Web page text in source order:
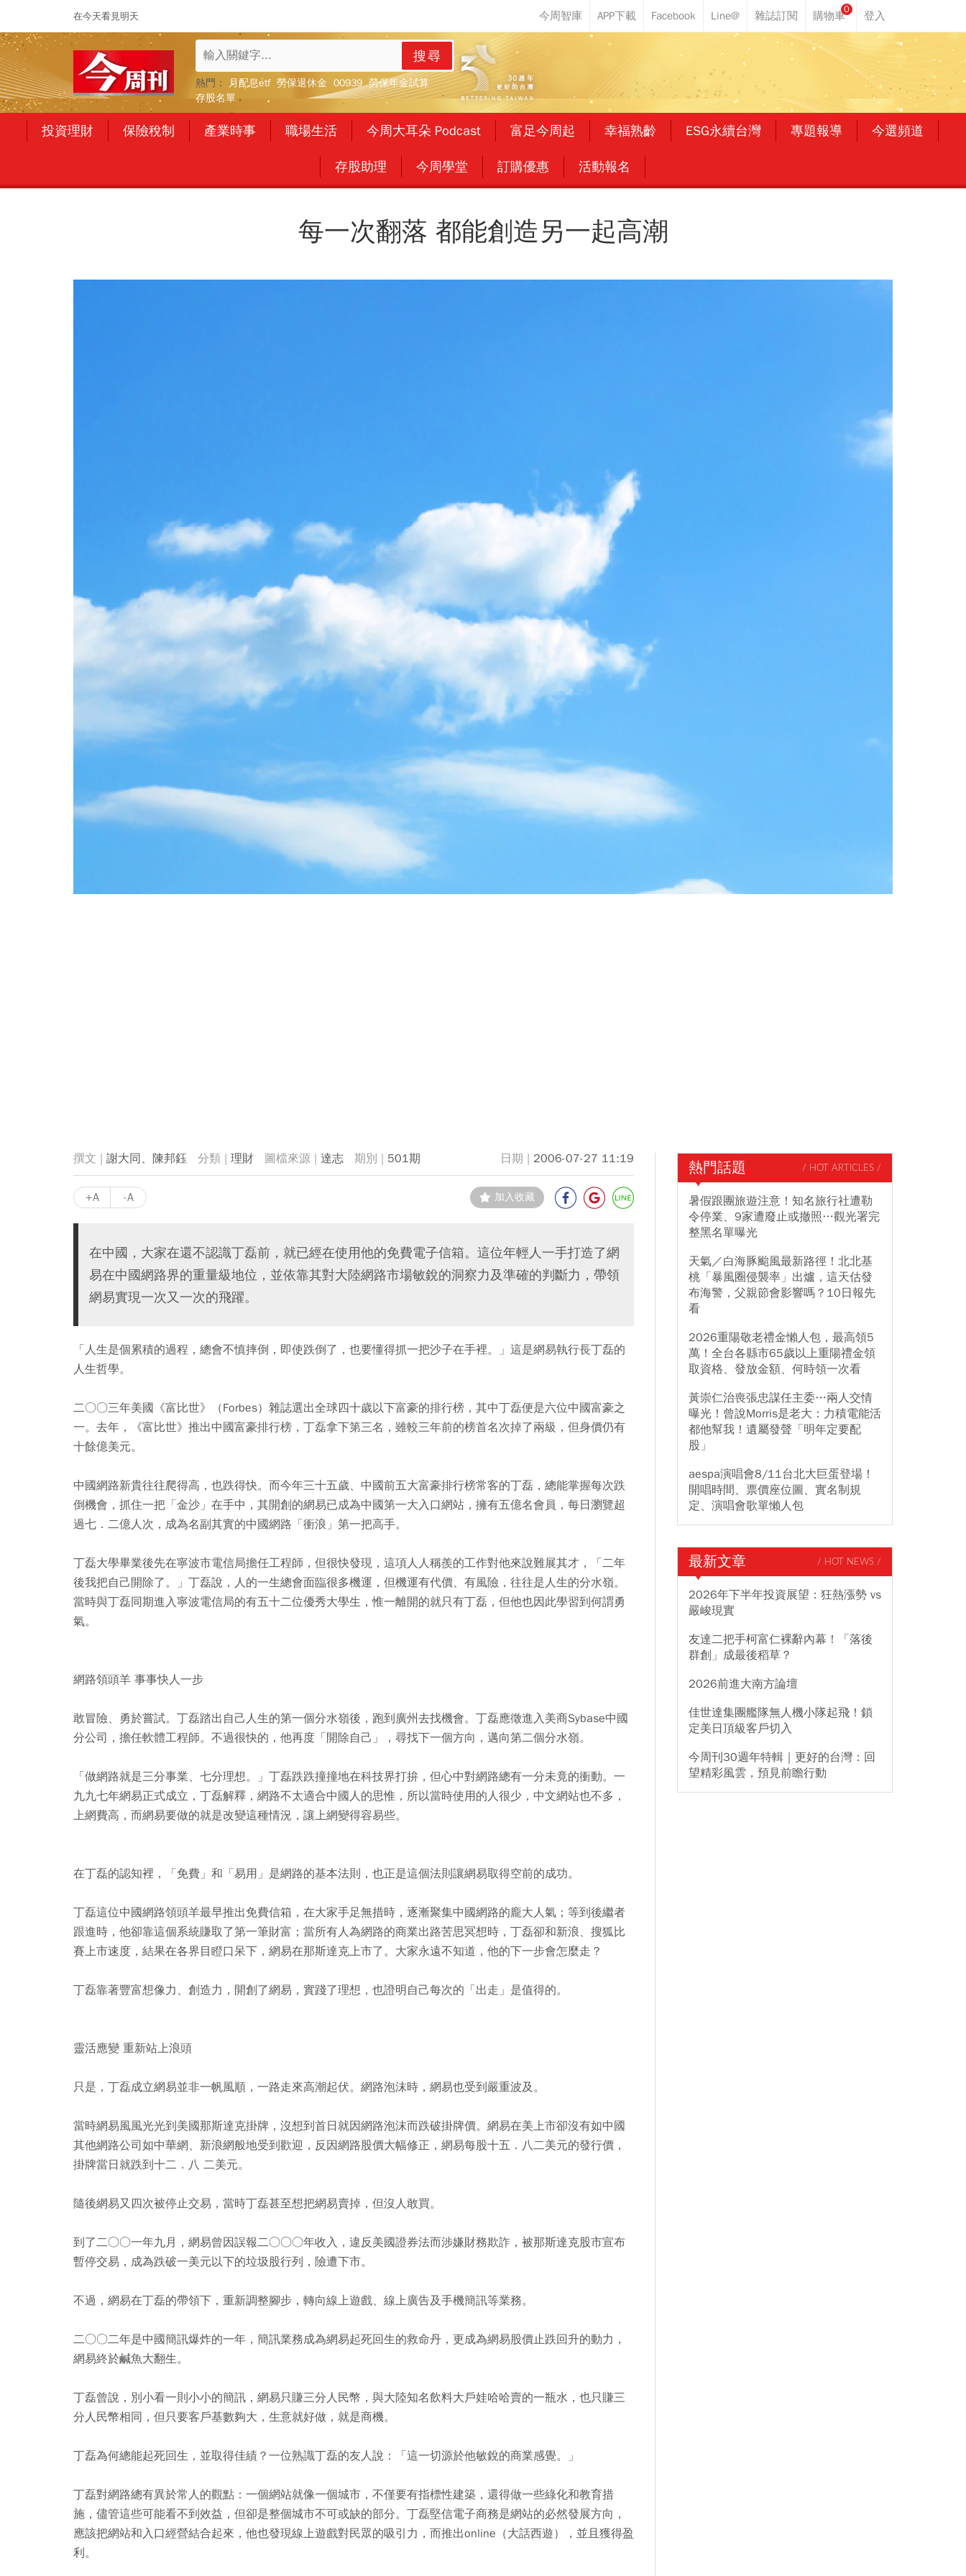
在今天看見明天
0
搜尋
熱門： 月配息etf 勞保退休金 00939 勞保年金試算
存股名單
投資理財 保險稅制 產業時事 職場生活 今周大耳朵 Podcast 富足今周起 幸福熟齡 ESG永續台灣 專題報導 今選頻道
存股助理 今周學堂 訂購優惠 活動報名
每一次翻落 都能創造另一起高潮
謝大同、陳邦鈺 理財 達志 501期 2006-07-27 11:19
+A -A 加入收藏
在中國，大家在還不認識丁磊前，就已經在使用他的免費電子信箱。這位年輕人一手打造了網
易在中國網路界的重量級地位，並依靠其對大陸網路市場敏銳的洞察力及準確的判斷力，帶領
網易實現一次又一次的飛躍。
「人生是個累積的過程，總會不慎摔倒，即使跌倒了，也要懂得抓一把沙子在手裡。」這是網易執行長丁磊的
人生哲學。
二○○三年美國《富比世》（Forbes）雜誌選出全球四十歲以下富豪的排行榜，其中丁磊便是六位中國富豪之
一。去年，《富比世》推出中國富豪排行榜，丁磊拿下第三名，雖較三年前的榜首名次掉了兩級，但身價仍有
十餘億美元。
中國網路新貴往往爬得高，也跌得快。而今年三十五歲、中國前五大富豪排行榜常客的丁磊，總能掌握每次跌
倒機會，抓住一把「金沙」在手中，其開創的網易已成為中國第一大入口網站，擁有五億名會員，每日瀏覽超
過七．二億人次，成為名副其實的中國網路「衝浪」第一把高手。
丁磊大學畢業後先在寧波市電信局擔任工程師，但很快發現，這項人人稱羨的工作對他來說難展其才，「二年
後我把自己開除了。」丁磊說，人的一生總會面臨很多機運，但機運有代價、有風險，往往是人生的分水嶺。
當時與丁磊同期進入寧波電信局的有五十二位優秀大學生，惟一離開的就只有丁磊，但他也因此學習到何謂勇
氣。
網路領頭羊 事事快人一步
敢冒險、勇於嘗試。丁磊踏出自己人生的第一個分水嶺後，跑到廣州去找機會。丁磊應徵進入美商Sybase中國
分公司，擔任軟體工程師。不過很快的，他再度「開除自己」，尋找下一個方向，邁向第二個分水嶺。
「做網路就是三分事業、七分理想。」丁磊跌跌撞撞地在科技界打拚，但心中對網路總有一分未竟的衝動。一
九九七年網易正式成立，丁磊解釋，網路不太適合中國人的思惟，所以當時使用的人很少，中文網站也不多，
上網費高，而網易要做的就是改變這種情況，讓上網變得容易些。
在丁磊的認知裡，「免費」和「易用」是網路的基本法則，也正是這個法則讓網易取得空前的成功。
丁磊這位中國網路領頭羊最早推出免費信箱，在大家手足無措時，逐漸聚集中國網路的龐大人氣；等到後繼者
跟進時，他卻靠這個系統賺取了第一筆財富；當所有人為網路的商業出路苦思冥想時，丁磊卻和新浪、搜狐比
賽上市速度，結果在各界目瞪口呆下，網易在那斯達克上市了。大家永遠不知道，他的下一步會怎麼走？
丁磊靠著豐富想像力、創造力，開創了網易，實踐了理想，也證明自己每次的「出走」是值得的。
靈活應變 重新站上浪頭
只是，丁磊成立網易並非一帆風順，一路走來高潮起伏。網路泡沫時，網易也受到嚴重波及。
當時網易風風光光到美國那斯達克掛牌，沒想到首日就因網路泡沫而跌破掛牌價。網易在美上市卻沒有如中國
其他網路公司如中華網、新浪網般地受到歡迎，反因網路股價大幅修正，網易每股十五．八二美元的發行價，
掛牌當日就跌到十二．八 二美元。
隨後網易又四次被停止交易，當時丁磊甚至想把網易賣掉，但沒人敢買。
到了二○○一年九月，網易曾因誤報二○○○年收入，違反美國證券法而涉嫌財務欺詐，被那斯達克股市宣布
暫停交易，成為跌破一美元以下的垃圾股行列，險遭下市。
不過，網易在丁磊的帶領下，重新調整腳步，轉向線上遊戲、線上廣告及手機簡訊等業務。
二○○二年是中國簡訊爆炸的一年，簡訊業務成為網易起死回生的救命丹，更成為網易股價止跌回升的動力，
網易終於鹹魚大翻生。
丁磊曾說，別小看一則小小的簡訊，網易只賺三分人民幣，與大陸知名飲料大戶娃哈哈賣的一瓶水，也只賺三
分人民幣相同，但只要客戶基數夠大，生意就好做，就是商機。
丁磊為何總能起死回生，並取得佳績？一位熟識丁磊的友人說：「這一切源於他敏銳的商業感覺。」
丁磊對網路總有異於常人的觀點：一個網站就像一個城市，不僅要有指標性建築，還得做一些綠化和教育措
施，儘管這些可能看不到效益，但卻是整個城市不可或缺的部分。丁磊堅信電子商務是網站的必然發展方向，
應該把網站和入口經營結合起來，他也發現線上遊戲對民眾的吸引力，而推出online（大話西遊），並且獲得盈
利。
熱門話題 / HOT ARTICLES /
暑假跟團旅遊注意！知名旅行社遭勒
令停業、9家遭廢止或撤照…觀光署完
整黑名單曝光
天氣／白海豚颱風最新路徑！北北基
桃「暴風圈侵襲率」出爐，這天估發
布海警，父親節會影響嗎？10日報先
看
2026重陽敬老禮金懶人包，最高領5
萬！全台各縣市65歲以上重陽禮金領
取資格、發放金額、何時領一次看
黃崇仁治喪張忠謀任主委…兩人交情
曝光！曾說Morris是老大：力積電能活
都他幫我！遺屬發聲「明年定要配
股」
aespa演唱會8/11台北大巨蛋登場！
開唱時間、票價座位圖、實名制規
定、演唱會歌單懶人包
最新文章 / HOT NEWS /
2026年下半年投資展望：狂熱漲勢 vs
嚴峻現實
友達二把手柯富仁裸辭內幕！「落後
群創」成最後稻草？
2026前進大南方論壇
佳世達集團艦隊無人機小隊起飛！鎖
定美日頂級客戶切入
今周刊30週年特輯｜更好的台灣：回
望精彩風雲，預見前瞻行動